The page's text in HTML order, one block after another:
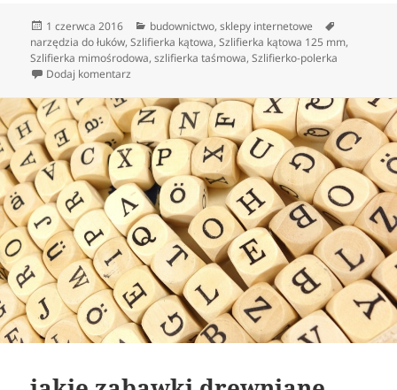
Data
publikacji
1 czerwca 2016 Kategorie
budownictwo,sklepy internetowe
narzędzia do łuków,Szlifierka kątowa,Szlifierka kątowa 125 mm,
Szlifierka mimośrodowa,szlifierka taśmowa,Szlifierko-polerka
Dodaj komentarz